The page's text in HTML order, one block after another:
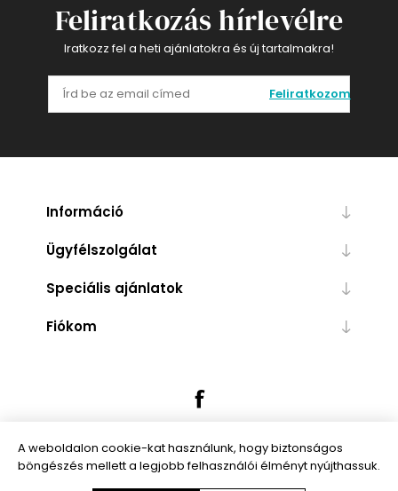
Feliratkozás hírlevélre
Iratkozz fel a heti ajánlatokra és új tartalmakra!
Feliratkozom
Információ
Ügyfélszolgálat
Speciális ajánlatok
Fiókom
Powered bynopCommerce
A weboldalon cookie-kat használunk, hogy biztonságos
böngészés mellett a legjobb felhasználói élményt nyújthassuk.